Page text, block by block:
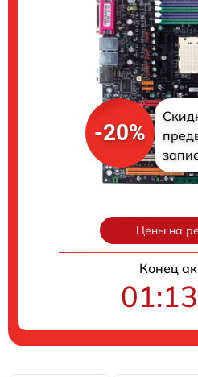
-20%
Цены на
Конец